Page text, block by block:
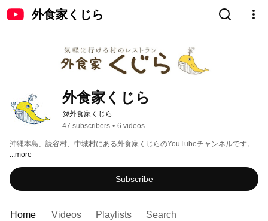
外食家くじら
外食家くじら
@外食家くじら
47 subscribers • 6 videos
沖縄本島、読谷村、中城村にある外食家くじらのYouTubeチャンネルです。
...more
Subscribe
Home Videos Playlists Search